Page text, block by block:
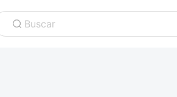
Buscar